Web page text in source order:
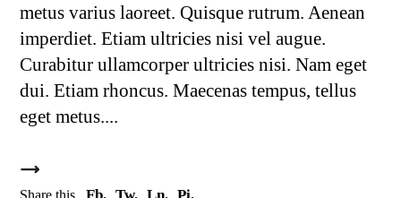
metus varius laoreet. Quisque rutrum. Aenean
imperdiet. Etiam ultricies nisi vel augue.
Curabitur ullamcorper ultricies nisi. Nam eget
dui. Etiam rhoncus. Maecenas tempus, tellus
eget metus.